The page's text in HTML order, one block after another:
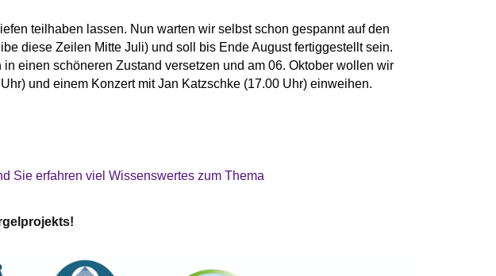
teilhaben lassen. Nun warten wir selbst schon gespannt auf den
diese Zeilen Mitte Juli) und soll bis Ende August fertiggestellt sein.
einen schöneren Zustand versetzen und am 06. Oktober wollen wir
und einem Konzert mit Jan Katzschke (17.00 Uhr) einweihen.
Sie erfahren viel Wissenswertes zum Thema